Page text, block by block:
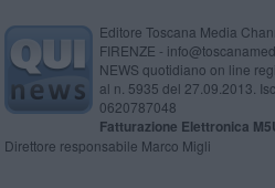
Editore Toscana Media
FIRENZE -
NEWS quotidiano on line
al n. 5935 del 27.09.2013.
0620787048
Fatturazione Elettronica
Direttore responsabile Marco Migli